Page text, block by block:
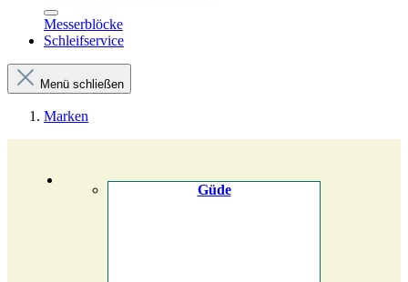
Messerblöcke
Schleifservice
Menü schließen
Marken
Güde